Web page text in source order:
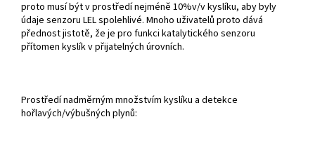
proto musí být v prostředí nejméně 10%v/v kyslíku, aby byly
údaje senzoru LEL spolehlivé. Mnoho uživatelů proto dává
přednost jistotě, že je pro funkci katalytického senzoru
přítomen kyslík v přijatelných úrovních.
Prostředí nadměrným množstvím kyslíku a detekce
hořlavých/výbušných plynů: